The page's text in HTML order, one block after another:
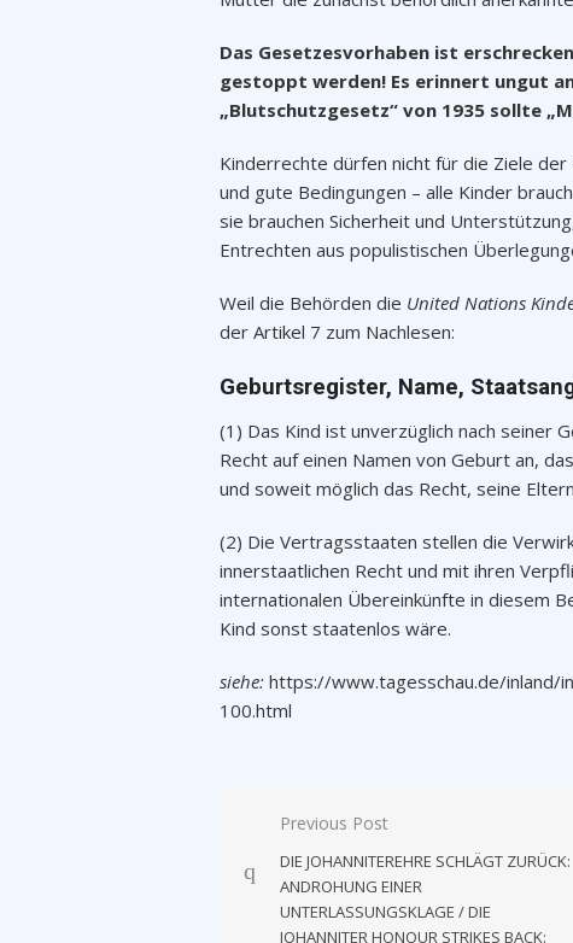
Das Gesetzesvorhaben ist
gestoppt werden! Es erinnert ungut
„Blutschutzgesetz“ von 1935 sollte
Kinderrechte dürfen nicht für die Ziele
und gute Bedingungen – alle Kinder
sie brauchen Sicherheit und
Entrechten aus populistischen
Weil die Behörden die United Nations
der Artikel 7 zum Nachlesen:
Geburtsregister, Name,
(1) Das Kind ist unverzüglich nach seiner
Recht auf einen Namen von Geburt an,
und soweit möglich das Recht, seine
(2) Die Vertragsstaaten stellen die
innerstaatlichen Recht und mit ihren
internationalen Übereinkünfte in diesem
Kind sonst staatenlos wäre.
siehe: https://www.tagesschau.de/inland/
100.html
Post
navigation
Previous Post
DIE JOHANNITEREHRE SCHLÄGT ZURÜCK:
ANDROHUNG EINER
UNTERLASSUNGSKLAGE / DIE
JOHANNITER HONOUR STRIKES BACK: